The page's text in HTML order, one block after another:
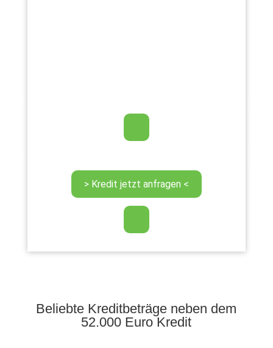
Beliebte Kreditbeträge neben dem
52.000 Euro Kredit